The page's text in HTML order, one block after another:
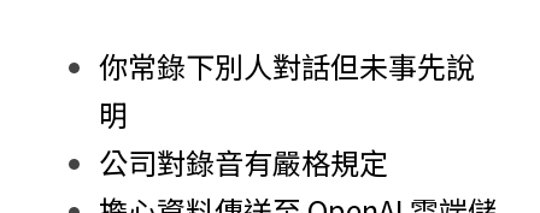
你常錄下別人對話但未事先說
明
公司對錄音有嚴格規定